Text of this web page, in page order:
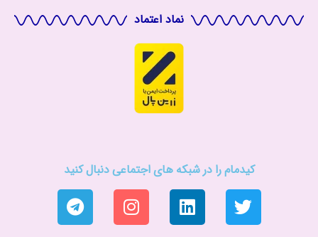
نماد اعتماد
کیدمام را در شبکه های اجتماعی دنبال کنید
T
w
L
i
I
n
T
e